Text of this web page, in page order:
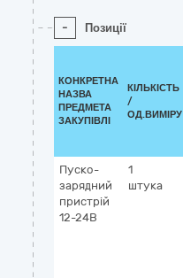
- Позиції
КОНКРЕТНА
НАЗВА
ПРЕДМЕТА
ЗАКУПІВЛІ
КІЛЬКІСТЬ
/
ОД.ВИМІРУ
Пуско-
зарядний
пристрій
12-24В
1
штука